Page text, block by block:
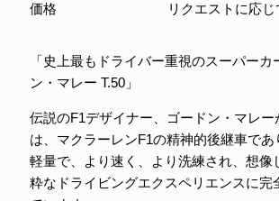
価格 リクエストに応じ
「史上最もドライバー重視のスーパー
ン・マレー T.50」
伝説のF1デザイナー、ゴードン・マレー
は、マクラーレンF1の精神的後継車であ
軽量で、より速く、より洗練され、想像
粋なドライビングエクスペリエンスに完